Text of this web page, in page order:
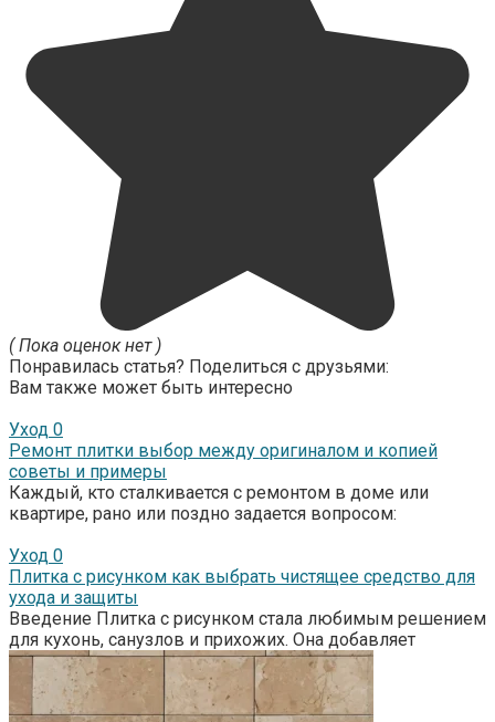
( Пока оценок нет )
Понравилась статья? Поделиться с друзьями:
Вам также может быть интересно
Уход 0
Ремонт плитки выбор между оригиналом и копией
советы и примеры
Каждый, кто сталкивается с ремонтом в доме или
квартире, рано или поздно задается вопросом:
Уход 0
Плитка с рисунком как выбрать чистящее средство для
ухода и защиты
Введение Плитка с рисунком стала любимым решением
для кухонь, санузлов и прихожих. Она добавляет